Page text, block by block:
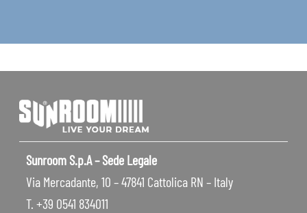
Sunroom S.p.A – Sede Legale
Via Mercadante, 10 – 47841 Cattolica RN – Italy
T. +39 0541 834011